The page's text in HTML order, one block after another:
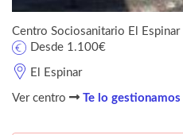
Centro Sociosanitario El Espinar
El Espinar
Desde 1.100€
Ver centro Te lo gestionamos